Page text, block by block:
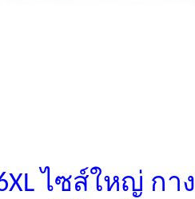
ไซส์ใหญ่ กา